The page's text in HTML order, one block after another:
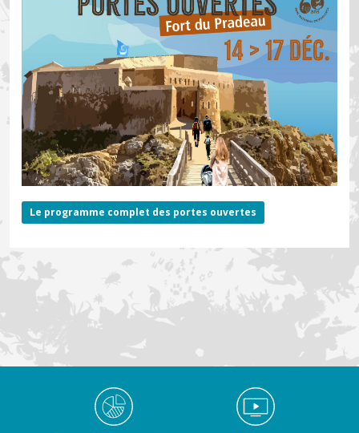
Le programme complet des portes ouvertes
Médiathèque Footer